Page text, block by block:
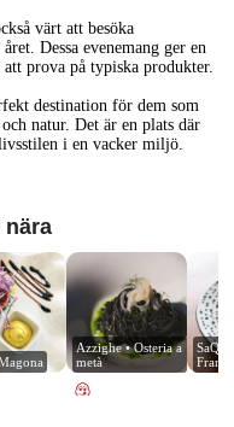
värt att besöka
Dessa evenemang ger en
prova på typiska produkter.
destination för dem som
natur. Det är en plats där
i en vacker miljö.
nära
Azzighe • Osteria a
metà